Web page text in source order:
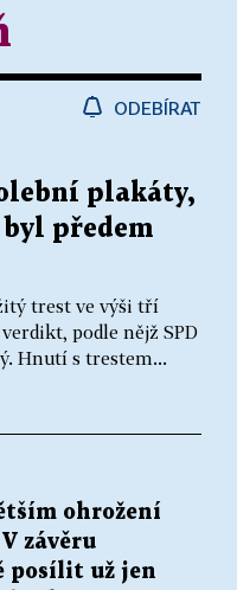
ODEBÍRAT
plakáty,
předem
trest ve výši tří
podle nějž SPD
Hnutí s trestem...
ohrožení
závěru
posílit už jen